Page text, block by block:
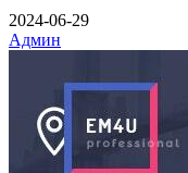
2024-06-29
Админ